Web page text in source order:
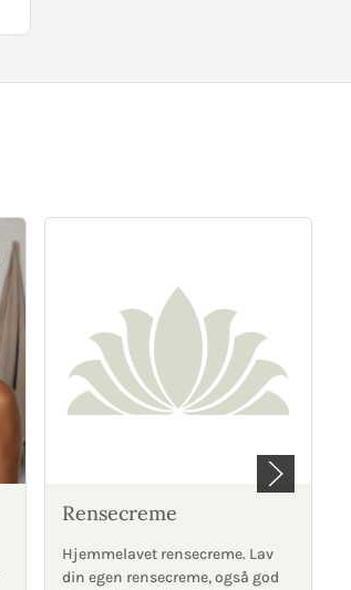
Rensecreme
Hjemmelavet rensecreme. Lav
din egen rensecreme, også god